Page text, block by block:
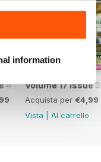
information
4 Volume 17 Issue 3
Acquista per €4,99
Vista
Al carrello